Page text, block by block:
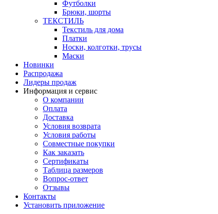
Футболки
Брюки, шорты
ТЕКСТИЛЬ
Текстиль для дома
Платки
Носки, колготки, трусы
Маски
Новинки
Распродажа
Лидеры продаж
Информация и сервис
О компании
Оплата
Доставка
Условия возврата
Условия работы
Совместные покупки
Как заказать
Сертификаты
Таблица размеров
Вопрос-ответ
Отзывы
Контакты
Установить приложение